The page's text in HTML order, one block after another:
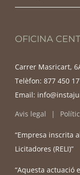
OFICINA
Carrer Masricart,
Telèfon: 877 450
Email:
Avis legal
“Empresa inscrita
Licitadores (RELI)”
“Aquesta actuació